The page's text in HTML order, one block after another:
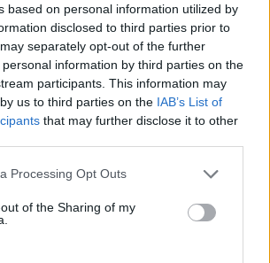
based on personal information utilized by
disclosed to third parties prior to
separately opt-out of the further
information by third parties on the
participants. This information may
us to third parties on the IAB’s List of
that may further disclose it to other
Processing Opt Outs
of the Sharing of my